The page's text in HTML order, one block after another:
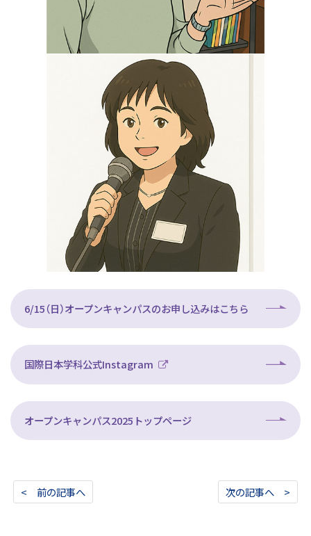
6/15（日）オープンキャンパスのお申し込みはこちら
国際日本学科公式Instagram
オープンキャンパス2025トップページ
< 前の記事へ 次の記事へ >